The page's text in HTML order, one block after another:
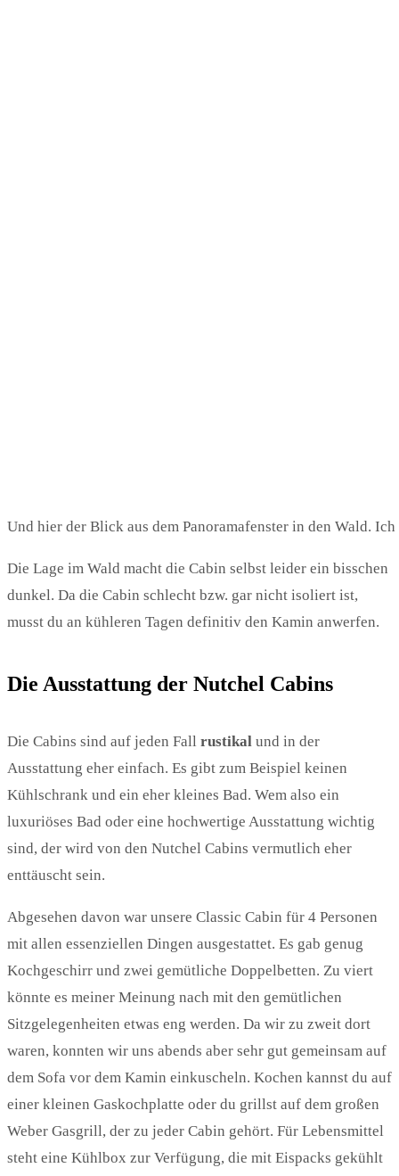
Und hier der Blick aus dem Panoramafenster in den Wald.
Die Lage im Wald macht die Cabin selbst leider ein bisschen
dunkel. Da die Cabin schlecht bzw. gar nicht isoliert ist,
musst du an kühleren Tagen definitiv den Kamin anwerfen.
Die Ausstattung der Nutchel Cabins
Die Cabins sind auf jeden Fall rustikal und in der
Ausstattung eher einfach. Es gibt zum Beispiel keinen
Kühlschrank und ein eher kleines Bad. Wem also ein
luxuriöses Bad oder eine hochwertige Ausstattung wichtig
sind, der wird von den Nutchel Cabins vermutlich eher
enttäuscht sein.
Abgesehen davon war unsere Classic Cabin für 4 Personen
mit allen essenziellen Dingen ausgestattet. Es gab genug
Kochgeschirr und zwei gemütliche Doppelbetten. Zu viert
könnte es meiner Meinung nach mit den gemütlichen
Sitzgelegenheiten etwas eng werden. Da wir zu zweit dort
waren, konnten wir uns abends aber sehr gut gemeinsam auf
dem Sofa vor dem Kamin einkuscheln. Kochen kannst du auf
einer kleinen Gaskochplatte oder du grillst auf dem großen
Weber Gasgrill, der zu jeder Cabin gehört. Für Lebensmittel
steht eine Kühlbox zur Verfügung, die mit Eispacks gekühlt